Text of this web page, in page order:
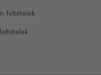
feltételek